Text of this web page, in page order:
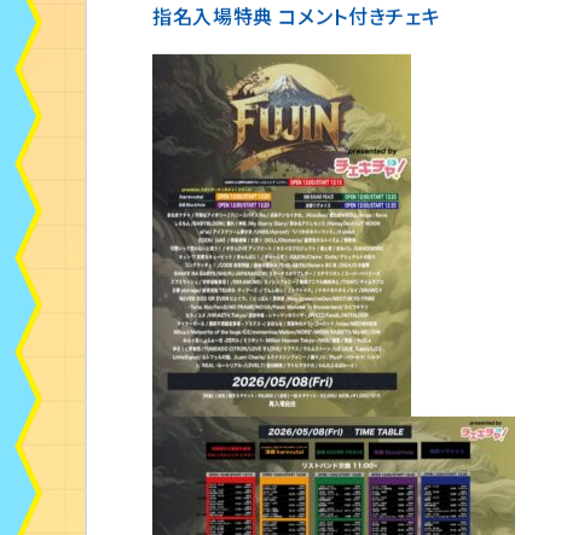
指名入場特典 コメント付きチェキ